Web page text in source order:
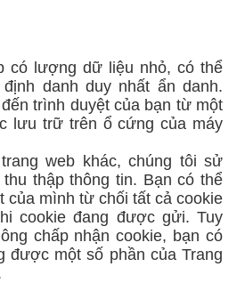
có lượng dữ liệu nhỏ, có thể
danh duy nhất ẩn danh.
trình duyệt của bạn từ một
lưu trữ trên ổ cứng của máy
web khác, chúng tôi sử
thu thập thông tin. Bạn có thể
của mình từ chối tất cả cookie
cookie đang được gửi. Tuy
chấp nhận cookie, bạn có
được một số phần của Trang